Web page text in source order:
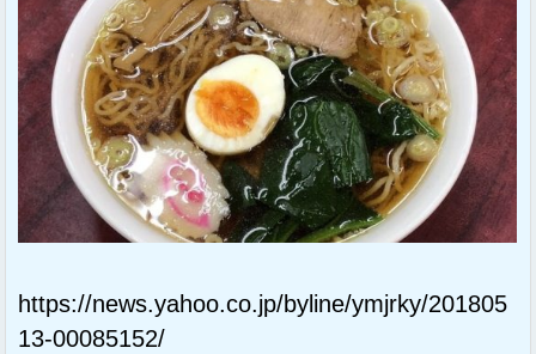
https://news.yahoo.co.jp/byline/ymjrky/201805
13-00085152/